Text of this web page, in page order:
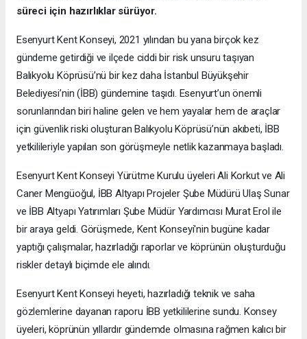
süreci için hazırlıklar sürüyor.
Esenyurt Kent Konseyi, 2021 yılından bu yana birçok kez
gündeme getirdiği ve ilçede ciddi bir risk unsuru taşıyan
Balıkyolu Köprüsü’nü bir kez daha İstanbul Büyükşehir
Belediyesi’nin (İBB) gündemine taşıdı. Esenyurt’un önemli
sorunlarından biri haline gelen ve hem yayalar hem de araçlar
için güvenlik riski oluşturan Balıkyolu Köprüsü’nün akıbeti, İBB
yetkilileriyle yapılan son görüşmeyle netlik kazanmaya başladı.
Esenyurt Kent Konseyi Yürütme Kurulu üyeleri Ali Korkut ve Ali
Caner Mengüoğul, İBB Altyapı Projeler Şube Müdürü Ulaş Sunar
ve İBB Altyapı Yatırımları Şube Müdür Yardımcısı Murat Erol ile
bir araya geldi. Görüşmede, Kent Konseyi'nin bugüne kadar
yaptığı çalışmalar, hazırladığı raporlar ve köprünün oluşturduğu
riskler detaylı biçimde ele alındı.
Esenyurt Kent Konseyi heyeti, hazırladığı teknik ve saha
gözlemlerine dayanan raporu İBB yetkililerine sundu. Konsey
üyeleri, köprünün yıllardır gündemde olmasına rağmen kalıcı bir